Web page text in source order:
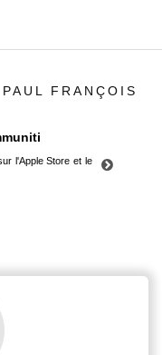
FRANÇOIS
l'Apple Store et le